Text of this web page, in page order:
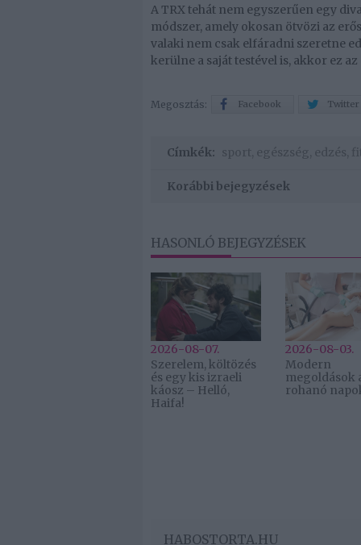
A TRX tehát nem egyszerűen egy
módszer, amely okosan ötvözi az
valaki nem csak elfáradni szeretne
kerülne a saját testével is, akkor ez
Megosztás: Facebook Twitter
Címkék: sport egészség edzés
Korábbi bejegyzések
HASONLÓ BEJEGYZÉSEK
2026-08-07.
Szerelem, költözés
és egy kis izraeli
káosz – Helló,
Haifa!
2026-08-03.
Modern
megoldások
rohanó
HABOSTORTA.HU